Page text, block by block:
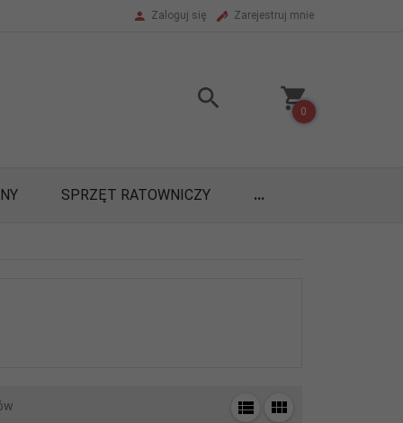
Zaloguj się Zarejestruj mnie
0
SPRZĘT RATOWNICZY ...